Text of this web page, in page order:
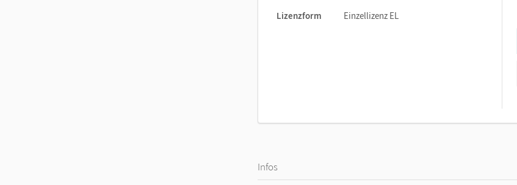
Lizenzform
Einzellizenz EL
Infos